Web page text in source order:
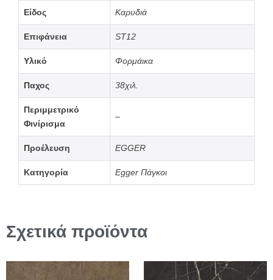
Είδος Καρυδιά
Επιφάνεια ST12
Υλικό Φορμάικα
Παχος 38χιλ.
Περιμμετρικό
Φινίρισμα
–
Προέλευση EGGER
Κατηγορία Egger Πάγκοι
Σχετικά προϊόντα